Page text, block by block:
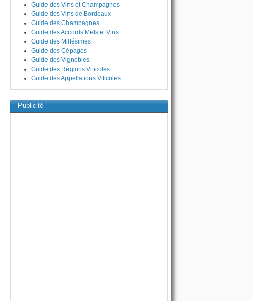
Guide des Vins et Champagnes
Guide des Vins de Bordeaux
Guide des Champagnes
Guide des Accords Mets et Vins
Guide des Millésimes
Guide des Cépages
Guide des Vignobles
Guide des Régions Viticoles
Guide des Appellations Viticoles
Publicité